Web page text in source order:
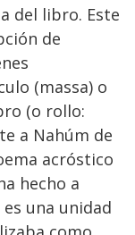
del libro. Este
de
(massa) o
(o rollo:
a Nahúm de
acróstico
hecho a
una unidad